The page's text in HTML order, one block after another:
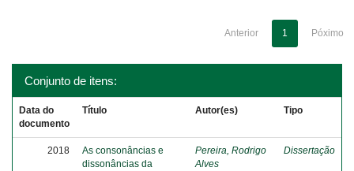
Anterior 1 Póximo
Conjunto de itens:
Data do
documento
Título Autor(es) Tipo
2018
As consonâncias e
dissonâncias da
Pereira, Rodrigo
Alves
Dissertação